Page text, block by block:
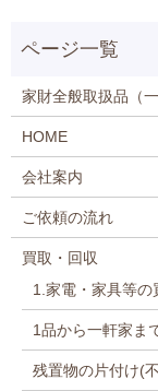
家財全般取扱品（一
HOME
会社案内
ご依頼の流れ
買取・回収
1.家電・家具等の
1品から一軒家ま
残置物の片付け(